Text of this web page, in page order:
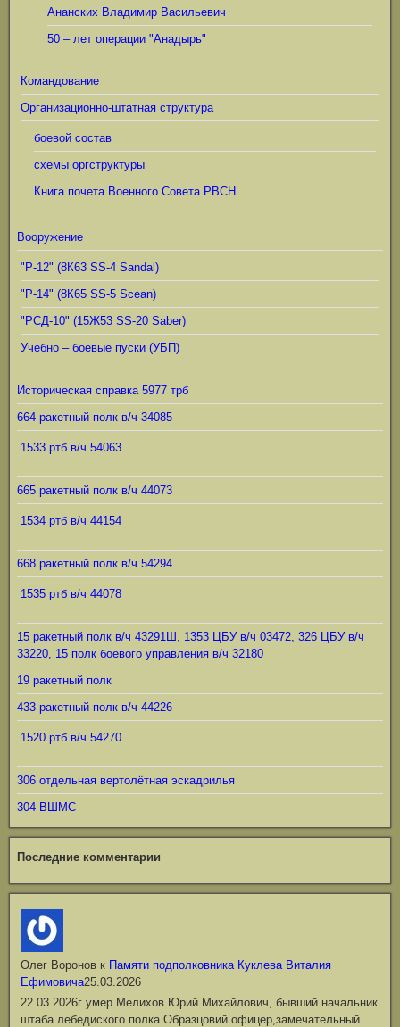
Ананских Владимир Васильевич
50 – лет операции "Анадырь"
Командование
Организационно-штатная структура
боевой состав
схемы оргструктуры
Книга почета Военного Совета РВСН
Вооружение
"Р-12" (8К63 SS-4 Sandal)
"Р-14" (8К65 SS-5 Scean)
"РСД-10" (15Ж53 SS-20 Saber)
Учебно – боевые пуски (УБП)
Историческая справка 5977 трб
664 ракетный полк в/ч 34085
1533 ртб в/ч 54063
665 ракетный полк в/ч 44073
1534 ртб в/ч 44154
668 ракетный полк в/ч 54294
1535 ртб в/ч 44078
15 ракетный полк в/ч 43291Ш, 1353 ЦБУ в/ч 03472, 326 ЦБУ в/ч
33220, 15 полк боевого управления в/ч 32180
19 ракетный полк
433 ракетный полк в/ч 44226
1520 ртб в/ч 54270
306 отдельная вертолётная эскадрилья
304 ВШМС
Последние комментарии
Олег Воронов к Памяти подполковника Куклева Виталия
Ефимовича25.03.2026
22 03 2026г умер Мелихов Юрий Михайлович, бывший начальник
штаба лебедиского полка.Образцовий офицер,замечательный